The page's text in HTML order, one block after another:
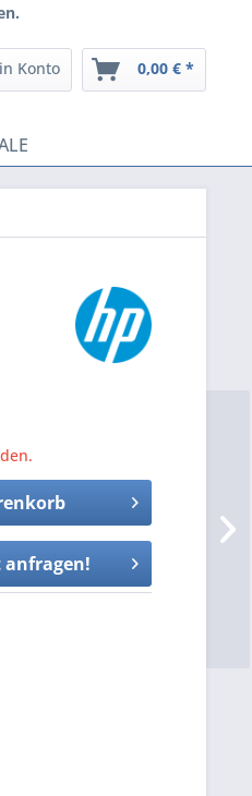
Konto 0,00 € *
anfragen!